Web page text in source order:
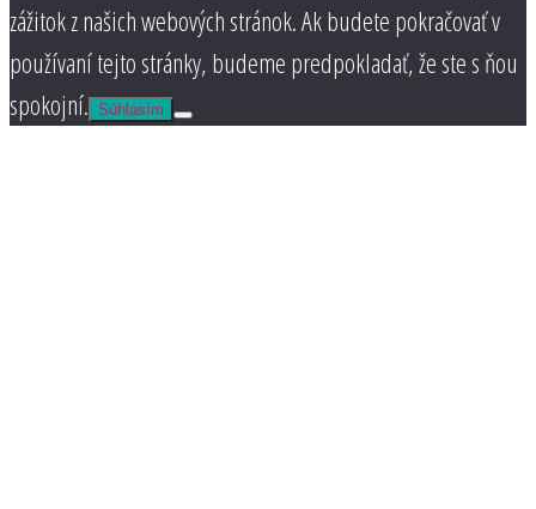
zážitok z našich webových stránok. Ak budete pokračovať v
používaní tejto stránky, budeme predpokladať, že ste s ňou
spokojní. Súhlasím